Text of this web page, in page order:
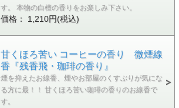
す。 本物の白檀の香りをお楽しみ下さい。
価格： 1,210円(税込)
甘くほろ苦い コーヒーの香り 微煙線
香『残香飛・珈琲の香り』
煙を抑えたお線香、煙やお部屋のくすぶりが気にな
る方に最！！ 甘くほろ苦い珈琲の香りのお線香で
す。